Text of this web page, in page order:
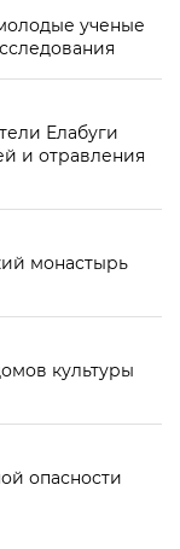
ученые
Елабуги
и отравления
монастырь
культуры
опасности